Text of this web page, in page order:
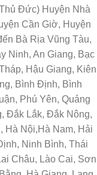
Đức) Huyện Nhà
Cần Giờ, Huyện
Bà Rịa Vũng Tàu,
Ninh, An Giang, Bạc
Hậu Giang, Kiên
Bình Định, Bình
Phú Yên, Quảng
Đắk Lắk, Đắk Nông,
Hà Nội,Hà Nam, Hải
Ninh Bình, Thái
Châu, Lào Cai, Sơn